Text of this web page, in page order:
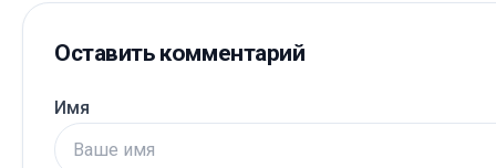
Оставить комментарий
Имя